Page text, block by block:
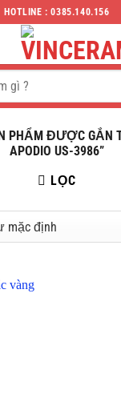
HOTLINE : 0385.140.156
PHẨM ĐƯỢC GẮN
APODIO US-3986”
LỌC